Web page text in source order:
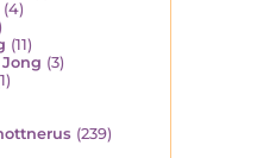
(4)
(11)
(3)
(239)